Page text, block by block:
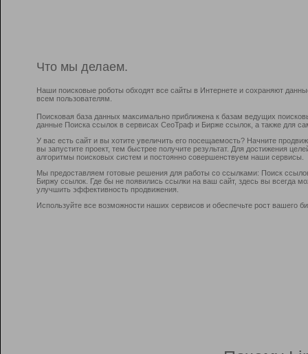
Что мы делаем.
Наши поисковые роботы обходят все сайты в Интернете и сохраняют
всем пользователям.
Поисковая база данных максимально приближена к базам ведущих
данные Поиска ссылок в сервисах СеоТраф и Бирже ссылок, а также для
У вас есть сайт и вы хотите увеличить его посещаемость? Начните
вы запустите проект, тем быстрее получите результат. Для достижения
алгоритмы поисковых систем и постоянно совершенствуем наши сервисы.
Мы предоставляем готовые решения для работы со ссылками: Поиск
Биржу ссылок. Где бы не появились ссылки на ваш сайт, здесь вы всегда
улучшить эффективность продвижения.
Используйте все возможности наших сервисов и обеспечьте рост вашего